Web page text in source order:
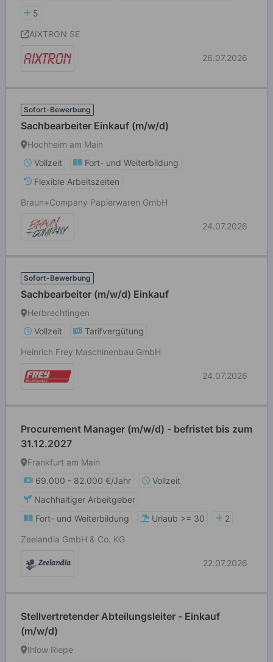
5
AIXTRON SE
26.07.2026
Sofort-Bewerbung
Sachbearbeiter Einkauf (m/w/d)
Hochheim am Main
Vollzeit
Fort- und Weiterbildung
Flexible Arbeitszeiten
Braun+Company Papierwaren GmbH
24.07.2026
Sofort-Bewerbung
Sachbearbeiter (m/w/d) Einkauf
Herbrechtingen
Vollzeit
Tarifvergütung
Heinrich Frey Maschinenbau GmbH
24.07.2026
Procurement Manager (m/w/d) - befristet bis zum
31.12.2027
Frankfurt am Main
69.000 - 82.000 €/Jahr
Vollzeit
Nachhaltiger Arbeitgeber
Fort- und Weiterbildung
Urlaub >= 30
2
Zeelandia GmbH & Co. KG
22.07.2026
Stellvertretender Abteilungsleiter - Einkauf
(m/w/d)
Ihlow Riepe